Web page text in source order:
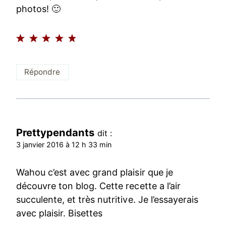
photos! 🙂
Répondre
Prettypendants dit :
3 janvier 2016 à 12 h 33 min
Wahou c’est avec grand plaisir que je
découvre ton blog. Cette recette a l’air
succulente, et très nutritive. Je l’essayerais
avec plaisir. Bisettes